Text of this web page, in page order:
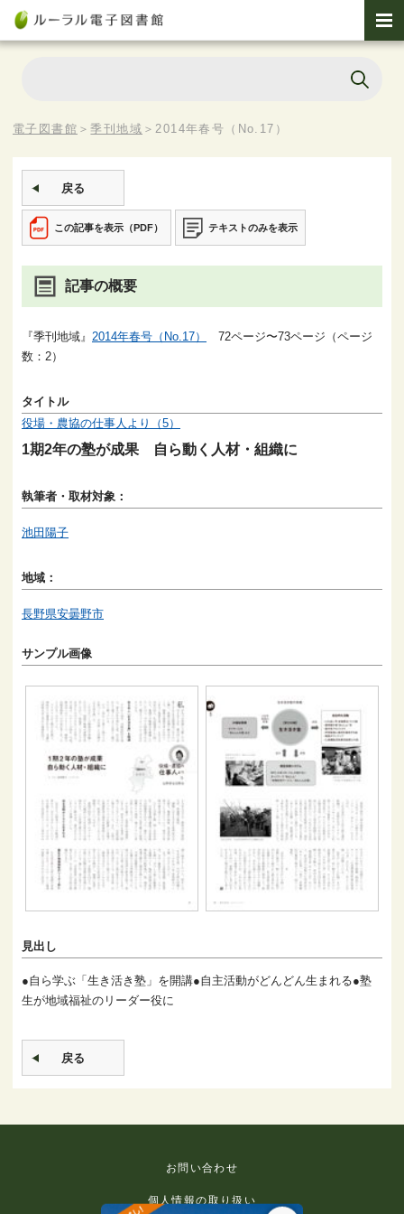
電子図書館 ＞季刊地域 ＞2014年春号（No.17）
戻る
この記事を表示（PDF） テキストのみを表示
記事の概要
『季刊地域』 2014年春号（No.17）
72ページ〜73ページ（ページ
数：2）
タイトル
役場・農協の仕事人より（5）
1期2年の塾が成果 自ら動く人材・組織に
執筆者・取材対象：
池田陽子
地域：
長野県安曇野市
サンプル画像
見出し
●自ら学ぶ「生き活き塾」を開講●自主活動がどんどん生まれる●塾
生が地域福祉のリーダー役に
戻る
お問い合わせ
個人情報の取り扱い